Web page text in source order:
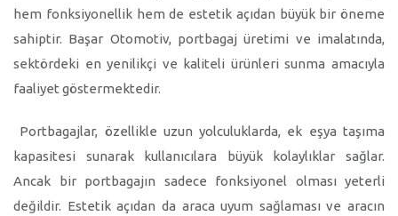
hem fonksiyonellik hem de estetik açıdan büyük bir öneme
sahiptir. Başar Otomotiv, portbagaj üretimi ve imalatında,
sektördeki en yenilikçi ve kaliteli ürünleri sunma amacıyla
faaliyet göstermektedir.
Portbagajlar, özellikle uzun yolculuklarda, ek eşya taşıma
kapasitesi sunarak kullanıcılara büyük kolaylıklar sağlar.
Ancak bir portbagajın sadece fonksiyonel olması yeterli
değildir. Estetik açıdan da araca uyum sağlaması ve aracın